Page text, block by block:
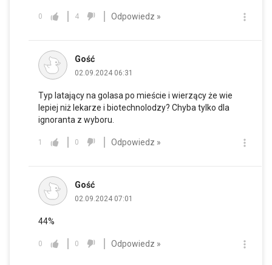
0 4 Odpowiedz »
Gość
02.09.2024 06:31
Typ latający na golasa po mieście i wierzący że wie
lepiej niż lekarze i biotechnolodzy? Chyba tylko dla
ignoranta z wyboru.
1 0 Odpowiedz »
Gość
02.09.2024 07:01
44%
0 0 Odpowiedz »